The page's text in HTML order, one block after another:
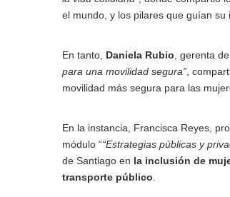
el mundo, y los pilares que guían su
En tanto, Daniela Rubio , gerenta
para una movilidad segura” ,
movilidad más segura para las
En la instancia, Francisca Reyes,
módulo ““Estrategias públicas y
de Santiago en la inclusión de
transporte público